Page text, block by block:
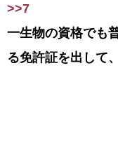
>>7
一生物の資格でも
る免許証を出して